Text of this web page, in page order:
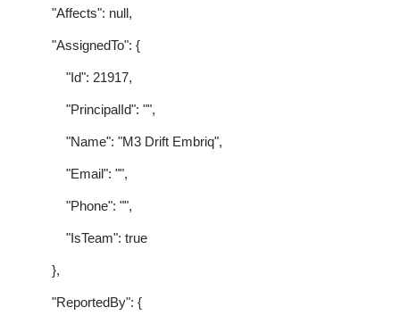
"Affects": null,
"AssignedTo": {
"Id": 21917,
"PrincipalId": "",
"Name": "M3 Drift Embriq",
"Email": "",
"Phone": "",
"IsTeam": true
},
"ReportedBy": {